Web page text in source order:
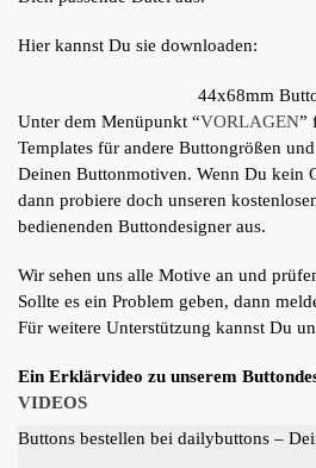
Hier kannst Du sie downloaden:
44x68mm
Unter dem Menüpunkt “VORLAGEN”
Templates für andere Buttongrößen
Deinen Buttonmotiven. Wenn Du kein
dann probiere doch unseren
bedienenden Buttondesigner aus.
Wir sehen uns alle Motive an und
Sollte es ein Problem geben, dann
Für weitere Unterstützung kannst Du
Ein Erklärvideo zu unserem
VIDEOS
Buttons bestellen bei dailybuttons –